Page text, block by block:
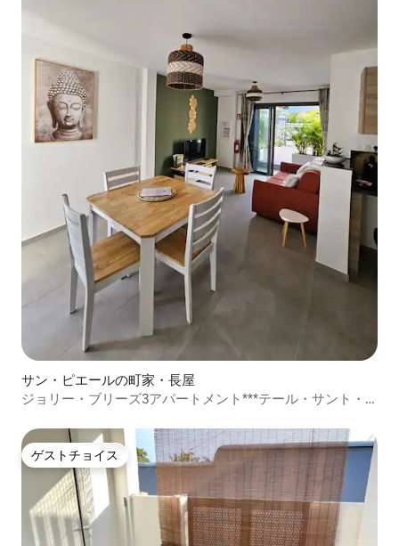
サン・ピエールの町家・長屋
ジョリー・ブリーズ3アパートメント***テール・サント・
ゲストチョイス
ゲストチョイス